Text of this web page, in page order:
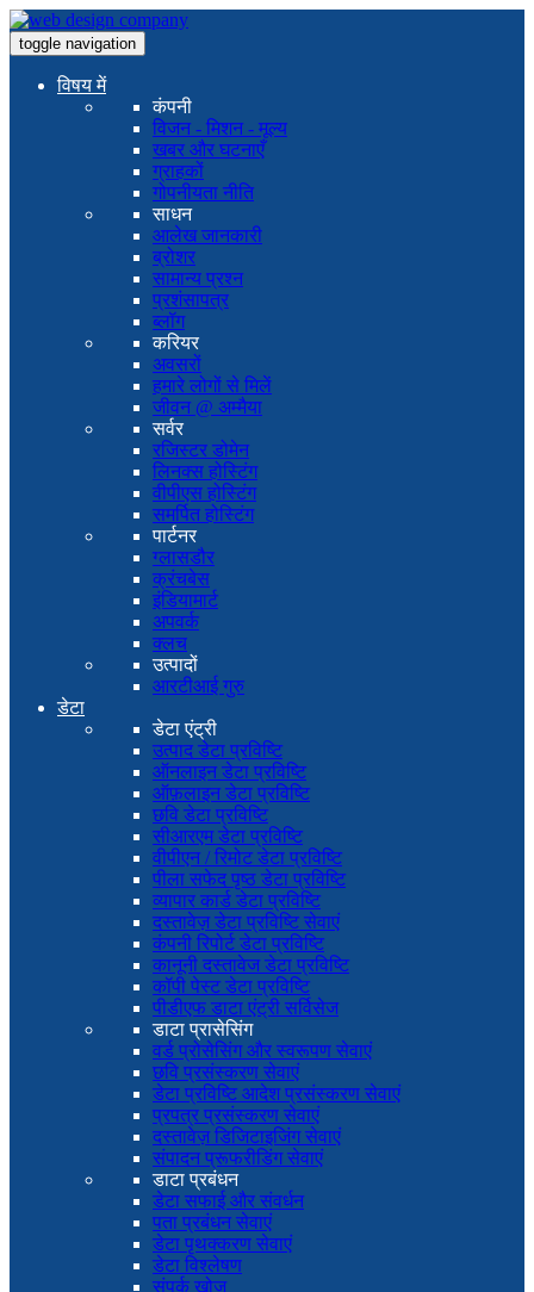
toggle navigation
विषय में
कंपनी
विजन - मिशन - मूल्य
खबर और घटनाएँ
ग्राहकों
गोपनीयता नीति
साधन
आलेख जानकारी
ब्रोशर
सामान्य प्रश्न
प्रशंसापत्र
ब्लॉग
करियर
अवसरों
हमारे लोगों से मिलें
जीवन @ अम्मैया
सर्वर
रजिस्टर डोमेन
लिनक्स होस्टिंग
वीपीएस होस्टिंग
समर्पित होस्टिंग
पार्टनर
ग्लासडौर
क्रंचबेस
इंडियामार्ट
अपवर्क
क्लच
उत्पादों
आरटीआई गुरु
डेटा
डेटा एंट्री
उत्पाद डेटा प्रविष्टि
ऑनलाइन डेटा प्रविष्टि
ऑफ़लाइन डेटा प्रविष्टि
छवि डेटा प्रविष्टि
सीआरएम डेटा प्रविष्टि
वीपीएन / रिमोट डेटा प्रविष्टि
पीला सफेद पृष्ठ डेटा प्रविष्टि
व्यापार कार्ड डेटा प्रविष्टि
दस्तावेज़ डेटा प्रविष्टि सेवाएं
कंपनी रिपोर्ट डेटा प्रविष्टि
कानूनी दस्तावेज डेटा प्रविष्टि
कॉपी पेस्ट डेटा प्रविष्टि
पीडीएफ डाटा एंट्री सर्विसेज
डाटा प्रासेसिंग
वर्ड प्रोसेसिंग और स्वरूपण सेवाएं
छवि प्रसंस्करण सेवाएं
डेटा प्रविष्टि आदेश प्रसंस्करण सेवाएं
प्रपत्र प्रसंस्करण सेवाएं
दस्तावेज़ डिजिटाइजिंग सेवाएं
संपादन प्रूफरीडिंग सेवाएं
डाटा प्रबंधन
डेटा सफाई और संवर्धन
पता प्रबंधन सेवाएं
डेटा पृथक्करण सेवाएं
डेटा विश्लेषण
संपर्क खोज